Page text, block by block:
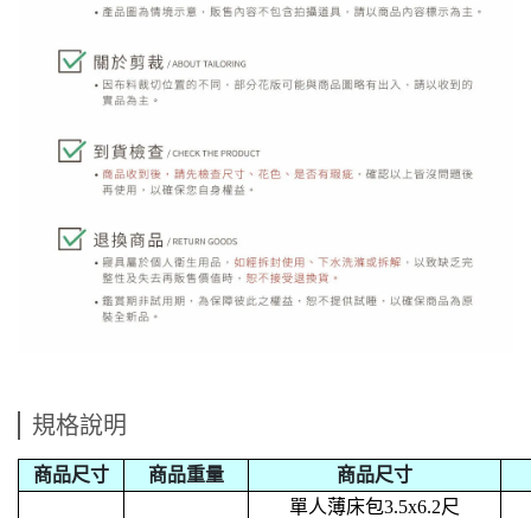
規格說明
商品尺寸 商品重量 商品尺寸
單人薄床包3.5x6.2尺